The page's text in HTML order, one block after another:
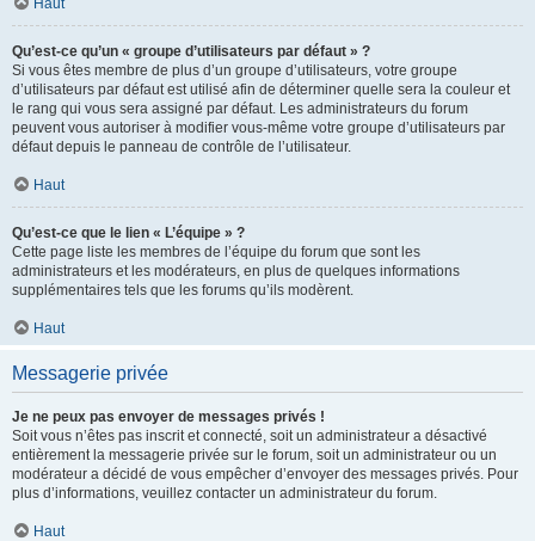
Haut
Qu’est-ce qu’un « groupe d’utilisateurs par défaut » ?
Si vous êtes membre de plus d’un groupe d’utilisateurs, votre groupe
d’utilisateurs par défaut est utilisé afin de déterminer quelle sera la couleur et
le rang qui vous sera assigné par défaut. Les administrateurs du forum
peuvent vous autoriser à modifier vous-même votre groupe d’utilisateurs par
défaut depuis le panneau de contrôle de l’utilisateur.
Haut
Qu’est-ce que le lien « L’équipe » ?
Cette page liste les membres de l’équipe du forum que sont les
administrateurs et les modérateurs, en plus de quelques informations
supplémentaires tels que les forums qu’ils modèrent.
Haut
Messagerie privée
Je ne peux pas envoyer de messages privés !
Soit vous n’êtes pas inscrit et connecté, soit un administrateur a désactivé
entièrement la messagerie privée sur le forum, soit un administrateur ou un
modérateur a décidé de vous empêcher d’envoyer des messages privés. Pour
plus d’informations, veuillez contacter un administrateur du forum.
Haut